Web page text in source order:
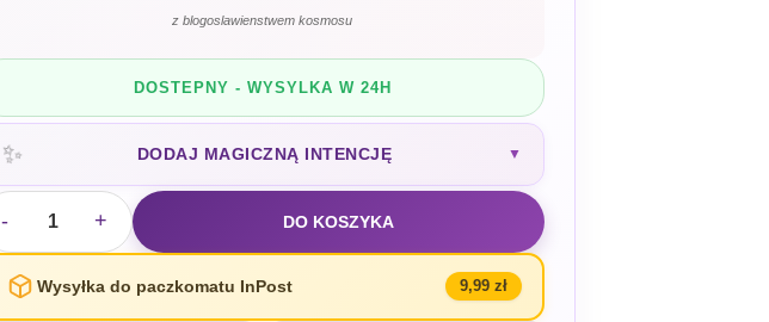
z blogoslawienstwem kosmosu
DOSTEPNY - WYSYLKA W 24H
✨ DODAJ MAGICZNĄ INTENCJĘ ▼
- + DO KOSZYKA
Wysyłka do paczkomatu InPost 9,99 zł